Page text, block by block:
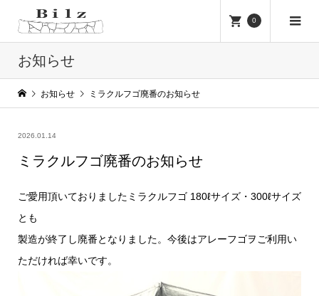
0
お知らせ
お知らせ ミラクルフゴ廃番のお知らせ
2026.01.14
ミラクルフゴ廃番のお知らせ
ご愛用頂いておりましたミラクルフゴ 180ℓサイズ・300ℓサイズ
とも
製造が終了し廃番となりました。今後はアレーフゴヲご利用い
ただければ幸いです。